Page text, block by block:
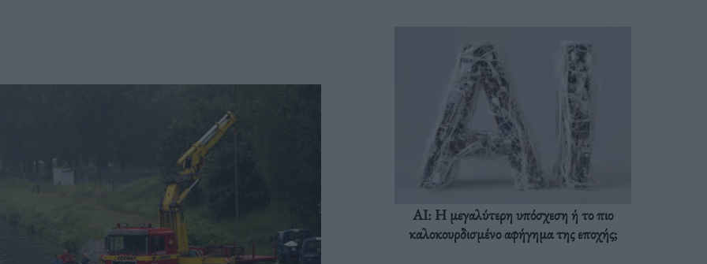
AI: Η μεγαλύτερη υπόσχεση ή το πιο
καλοκουρδισμένο αφήγημα της εποχής;